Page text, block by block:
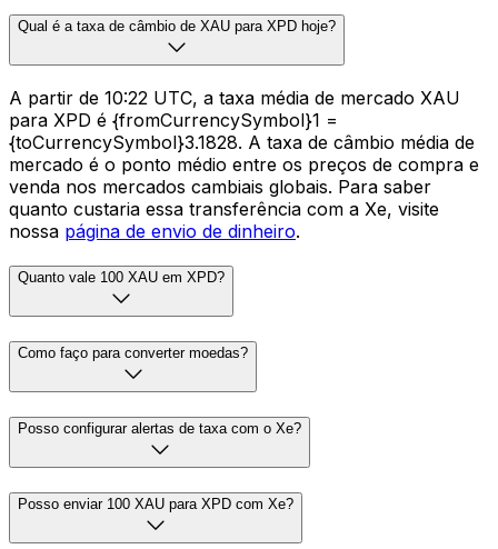
Qual é a taxa de câmbio de XAU para XPD hoje?
A partir de 10:22 UTC, a taxa média de mercado XAU
para XPD é {fromCurrencySymbol}1 =
{toCurrencySymbol}3.1828. A taxa de câmbio média de
mercado é o ponto médio entre os preços de compra e
venda nos mercados cambiais globais. Para saber
quanto custaria essa transferência com a Xe, visite
nossa página de envio de dinheiro.
Quanto vale 100 XAU em XPD?
Como faço para converter moedas?
Posso configurar alertas de taxa com o Xe?
Posso enviar 100 XAU para XPD com Xe?